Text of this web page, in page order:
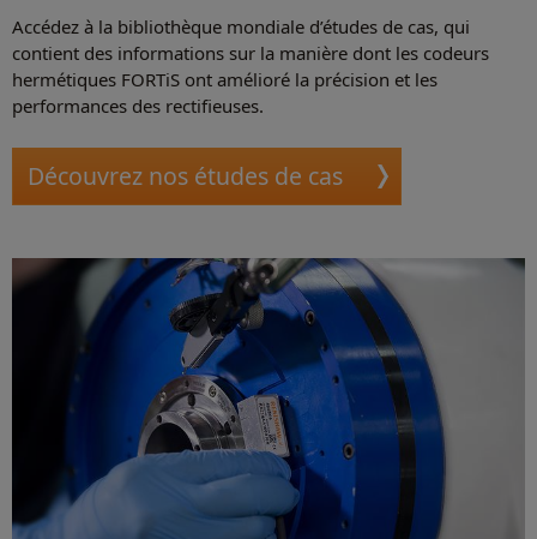
Accédez à la bibliothèque mondiale d’études de cas, qui
contient des informations sur la manière dont les codeurs
hermétiques FORTiS ont amélioré la précision et les
performances des rectifieuses.
Découvrez nos études de cas